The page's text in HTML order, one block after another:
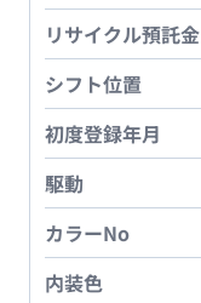
リサイクル預託金
シフト位置
初度登録年月
駆動
カラーNo
内装色